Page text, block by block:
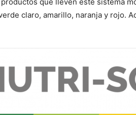
claro, amarillo, naranja y rojo.